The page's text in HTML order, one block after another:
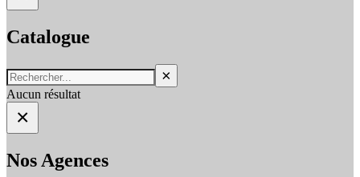
Catalogue
×
Aucun résultat
×
Nos Agences